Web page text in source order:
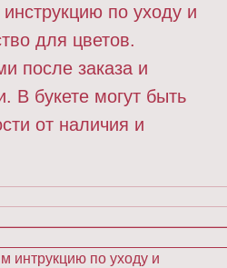
по уходу и
для цветов.
после заказа и
В букете могут быть
от наличия и
интрукцию по уходу и